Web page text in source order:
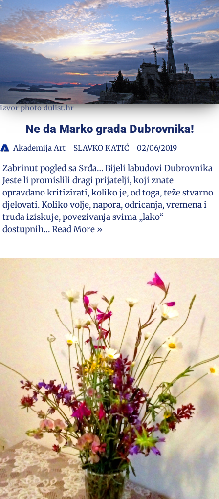
izvor photo dulist.hr
Ne da Marko grada Dubrovnika!
Akademija Art SLAVKO KATIĆ 02/06/2019
Zabrinut pogled sa Srđa… Bijeli labudovi Dubrovnika
Jeste li promislili dragi prijatelji, koji znate
opravdano kritizirati, koliko je, od toga, teže stvarno
djelovati. Koliko volje, napora, odricanja, vremena i
truda iziskuje, povezivanja svima „lako“
dostupnih…Read More »